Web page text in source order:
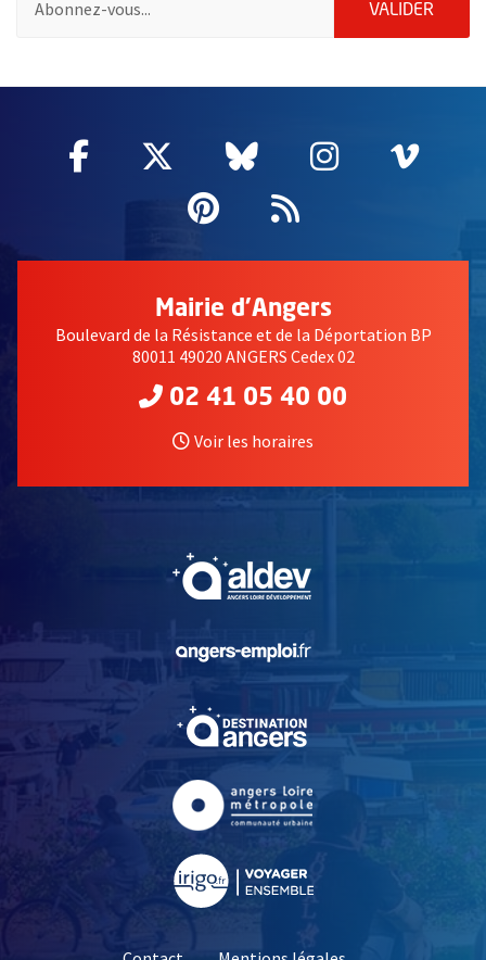
VALIDER
Facebook
, Ouvre une nouvelle fenêtre
Twitter
, Ouvre une nouvelle
Bluesky
, Ouvre une
Instagram
, Ouvre
,
Pinterest
, Ouvre une
Flux RSS
Mairie d'Angers
Boulevard de la Résistance et de la Déportation BP
80011 49020 ANGERS Cedex 02
02 41 05 40 00
Voir les horaires
, Ouvre une nouvelle
, Ouvre une nouvelle